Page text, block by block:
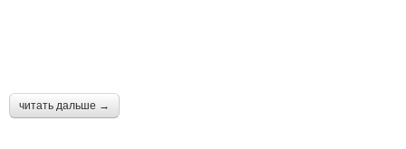
читать дальше →